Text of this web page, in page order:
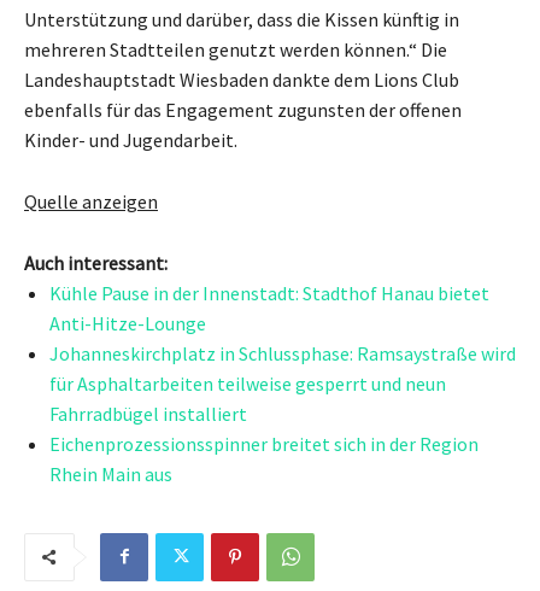
Unterstützung und darüber, dass die Kissen künftig in
mehreren Stadtteilen genutzt werden können.“ Die
Landeshauptstadt Wiesbaden dankte dem Lions Club
ebenfalls für das Engagement zugunsten der offenen
Kinder- und Jugendarbeit.
Quelle anzeigen
Auch interessant:
Kühle Pause in der Innenstadt: Stadthof Hanau bietet
Anti-Hitze-Lounge
Johanneskirchplatz in Schlussphase: Ramsaystraße wird
für Asphaltarbeiten teilweise gesperrt und neun
Fahrradbügel installiert
Eichenprozessionsspinner breitet sich in der Region
Rhein Main aus